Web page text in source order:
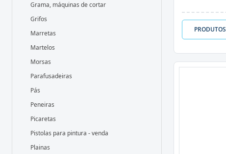
Grama, máquinas de cortar
Grifos
Marretas
Martelos
Morsas
Parafusadeiras
Pás
Peneiras
Picaretas
Pistolas para pintura - venda
Plainas
PRODUTOS